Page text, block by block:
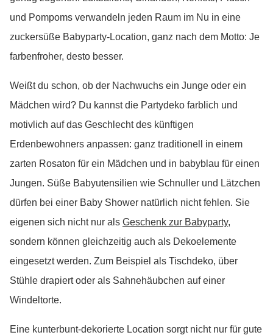
und Pompoms verwandeln jeden Raum im Nu in eine
zuckersüße Babyparty-Location, ganz nach dem Motto: Je
farbenfroher, desto besser.
Weißt du schon, ob der Nachwuchs ein Junge oder ein
Mädchen wird? Du kannst die Partydeko farblich und
motivlich auf das Geschlecht des künftigen
Erdenbewohners anpassen: ganz traditionell in einem
zarten Rosaton für ein Mädchen und in babyblau für einen
Jungen. Süße Babyutensilien wie Schnuller und Lätzchen
dürfen bei einer Baby Shower natürlich nicht fehlen. Sie
eigenen sich nicht nur als Geschenk zur Babyparty,
sondern können gleichzeitig auch als Dekoelemente
eingesetzt werden. Zum Beispiel als Tischdeko, über
Stühle drapiert oder als Sahnehäubchen auf einer
Windeltorte.
Eine kunterbunt-dekorierte Location sorgt nicht nur für gute